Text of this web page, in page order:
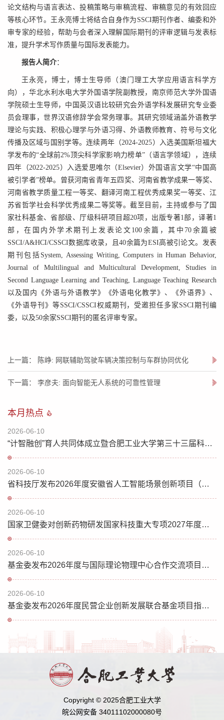
论文结构与语言表达、投稿策略与审稿流程、审稿意见的有效回应
等核心环节。王永亮博士将结合自身作为SSCI期刊作者、编委和外
审专家的经验，帮助与会者深入理解国际期刊的评审逻辑与发表标
准，提升学术写作质量与国际发表能力。
报告人简介：
王永亮，博士，博士生导师（澳门理工大学应用语言科学方
向），华北水利水电大学外国语学院副教授，南京师范大学外国语
学院硕士生导师，中国英汉语比较研究会外语学科发展研究专业委
员会理事，世界汉语修辞学会常务理事。其研究领域涵盖外语教学
理论与实践、积极心理学与外语习得、外语教师教育、符号与文化
传播及区域与国别学等。连续两年（2024-2025）入选美国斯坦福大
学发布的“全球前2%顶尖科学家影响力榜单”（语言学领域），连续
四年（2022-2025）入选爱思唯尔（Elsevier）外国语言文学“中国高
被引学者”榜单。曾获河南省青年五四奖、河南省教学成果一等奖、
河南省教学质量工程一等奖、翻译河南工程优秀成果奖一等奖、江
苏省哲学社会科学优秀成果二等奖等。截至目前，主持或参与了国
家社科基金、省部级、厅级科研项目超20项，出版专著1部，译著1
部，在国内外学术期刊上发表论文100余篇，其中70余篇被
SSCI/A&HCI/CSSCI数据库收录，且40余篇为ESI高被引论文。发表
期刊包括System, Assessing Writing, Computers in Human Behavior,
Journal of Multilingual and Multicultural Development, Studies in
Second Language Learning and Teaching, Language Teaching Research
以及国内《外语与外语教学》《外语电化教学》、《外语界》、
《外语导刊》等SSCI/CSSCI权威期刊，受邀担任多家SSCI期刊编
委，以及50余家SSCI期刊的匿名评审专家。
上一篇： 陈峥: 网联辅助驾驶车辆决策控制与车群协同优化
下一篇： 李彦夫: 面向智能无人系统的可靠性管理
本月热点
2026-06-10
“计智融创”育人共同体成立暨合肥工业大学第三十三届科技文化节开幕
2026-06-10
省科技厅发布2026年度安徽省人工智能场景创新项目（人工智能赋能科学研究方向）榜单
2026-06-10
国家卫健委对创新药物研发国家科技重大专项2027年度项目申报指南征求意见
2026-06-10
基金委发布2026年度与国际理论物理中心合作交流项目指南
2026-06-10
基金委发布2026年度民营企业创新发展联合基金项目指南（第二批）的通告
Copyright © 2025合肥工业大学
皖公网安备 34011102000080号